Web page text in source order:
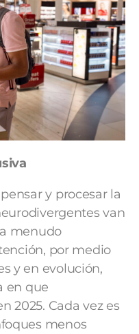
y procesar la
van
menudo
por medio
y en evolución,
en que
2025. Cada vez es
menos